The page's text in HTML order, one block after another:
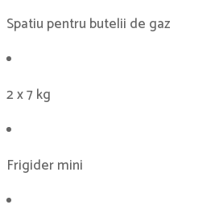
Spatiu pentru butelii de gaz
2 x 7 kg
Frigider mini